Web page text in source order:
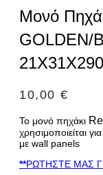
Μονό
GOLDEN/
10,00 €
Το μονό πηχάκι
χρησιμοποιείται
με wall panels
**ΡΩΤΗΣΤΕ ΜΑΣ